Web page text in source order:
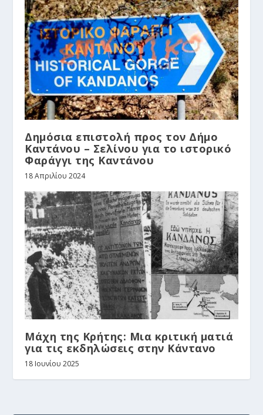
Δημόσια επιστολή προς τον Δήμο
Καντάνου – Σελίνου για το ιστορικό
Φαράγγι της Καντάνου
18 Απριλίου 2024
Μάχη της Κρήτης: Μια κριτική µατιά
για τις εκδηλώσεις στην Κάντανο
18 Ιουνίου 2025